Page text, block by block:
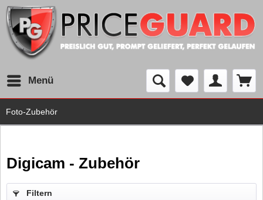
Menü
Foto-Zubehör
Digicam - Zubehör
Filtern